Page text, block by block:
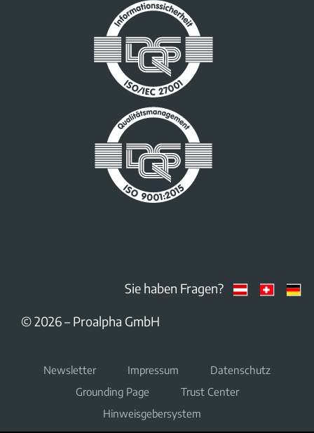
Sie haben Fragen?
© 2026 – Proalpha GmbH
Newsletter Impressum
Datenschutz
Grounding Page
Trust Center
Hinweisgebersystem